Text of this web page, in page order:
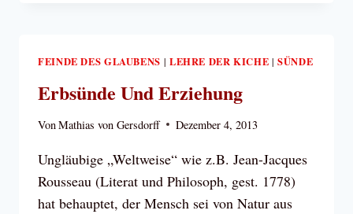
FEINDE DES GLAUBENS | LEHRE DER KICHE |SÜNDE
Erbsünde Und Erziehung
VonMathias von Gersdorff Dezember 4, 2013
Ungläubige „Weltweise“ wie z.B. Jean-Jacques
Rousseau (Literat und Philosoph, gest. 1778)
hat behauptet, der Mensch sei von Natur aus